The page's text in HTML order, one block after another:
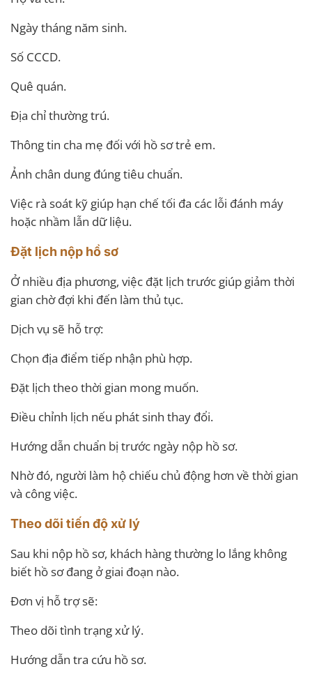
Ngày tháng năm sinh.
Số CCCD.
Quê quán.
Địa chỉ thường trú.
Thông tin cha mẹ đối với hồ sơ trẻ em.
Ảnh chân dung đúng tiêu chuẩn.
Việc rà soát kỹ giúp hạn chế tối đa các lỗi đánh máy
hoặc nhầm lẫn dữ liệu.
Đặt lịch nộp hồ sơ
Ở nhiều địa phương, việc đặt lịch trước giúp giảm thời
gian chờ đợi khi đến làm thủ tục.
Dịch vụ sẽ hỗ trợ:
Chọn địa điểm tiếp nhận phù hợp.
Đặt lịch theo thời gian mong muốn.
Điều chỉnh lịch nếu phát sinh thay đổi.
Hướng dẫn chuẩn bị trước ngày nộp hồ sơ.
Nhờ đó, người làm hộ chiếu chủ động hơn về thời gian
và công việc.
Theo dõi tiến độ xử lý
Sau khi nộp hồ sơ, khách hàng thường lo lắng không
biết hồ sơ đang ở giai đoạn nào.
Đơn vị hỗ trợ sẽ:
Theo dõi tình trạng xử lý.
Hướng dẫn tra cứu hồ sơ.